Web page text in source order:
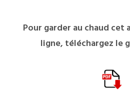
Pour garder au chaud cet
ligne, téléchargez le